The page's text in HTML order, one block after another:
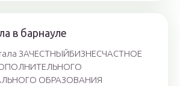
в барнауле
ЗАЧЕСТНЫЙБИЗНЕСЧАСТНОЕ
ОБРАЗОВАНИЯ